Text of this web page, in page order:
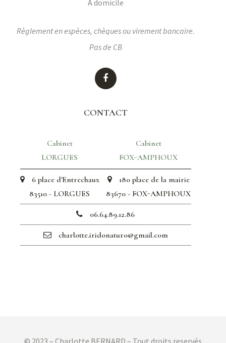
A domicile
Règlement en espèces, chèques ou virement bancaire.
Pas de CB
CONTACT
Cabinet
LORGUES
Cabinet
FOX-AMPHOUX
6 place d'Entrechaux
83510 - LORGUES
180 place de la mairie
83670 - FOX-AMPHOUX
06.64.89.12.86
charlotte.iridonaturo@gmail.com
© 2023 – Charlotte BERNARD – Tout droits reservés